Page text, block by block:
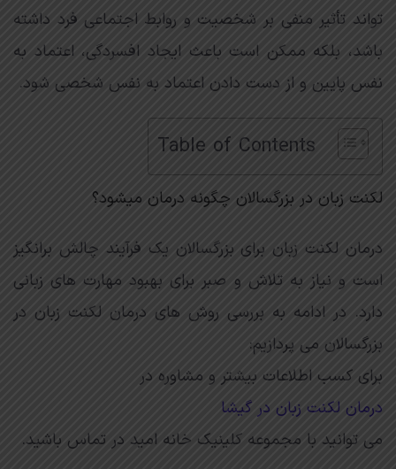
تواند تأثیر منفی بر شخصیت و روابط اجتماعی فرد داشته
باشد، بلکه ممکن است باعث ایجاد افسردگی، اعتماد به
نفس پایین و از دست دادن اعتماد به نفس شخصی شود.
Table of Contents
لکنت زبان در بزرگسالان چگونه درمان میشود؟
درمان لکنت زبان برای بزرگسالان یک فرآیند چالش برانگیز
است و نیاز به تلاش و صبر برای بهبود مهارت های زبانی
دارد. در ادامه به بررسی روش های درمان لکنت زبان در
بزرگسالان می پردازیم:
برای کسب اطلاعات بیشتر و مشاوره در
درمان لکنت زبان در گیشا
می توانید با مجموعه کلینیک خانه امید در تماس باشید.